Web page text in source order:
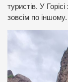
туристів. У
зовсім по іншому.